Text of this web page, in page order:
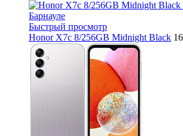
Быстрый просмотр
Honor X7c 8/256GB Midnight Black